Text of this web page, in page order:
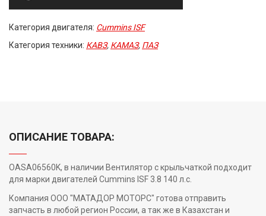
Категория двигателя: Cummins ISF
Категория техники: КАВЗ, КАМАЗ, ПАЗ
ОПИСАНИЕ ТОВАРА:
OASA06560K, в наличии Вентилятор с крыльчаткой подходит
для марки двигателей Cummins ISF 3.8 140 л.с.
Компания ООО "МАТАДОР МОТОРС" готова отправить
запчасть в любой регион России, а так же в Казахстан и